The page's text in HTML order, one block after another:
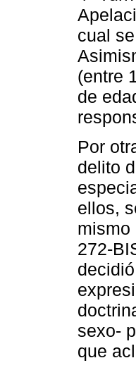
cual
(entre
de
Por
delito
ellos,
mismo
272-
sexo-
que